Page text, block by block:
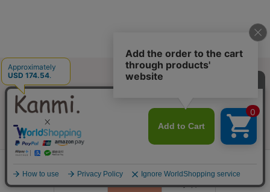
Welcome to Kanmi.
本革レザーアイテムを見つけるなら
会員登録
ログイン